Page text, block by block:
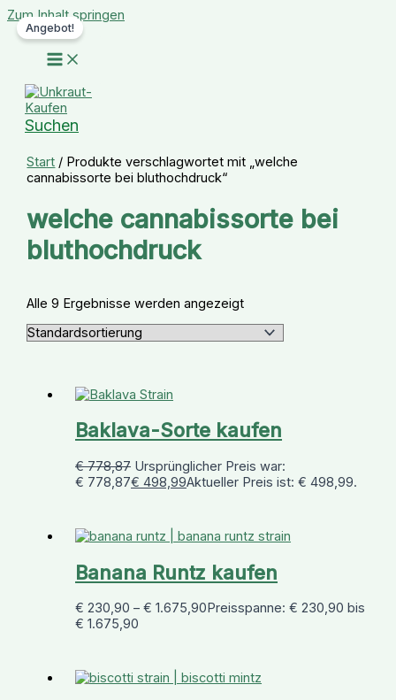
Zum Inhalt springen
Suchen
Start / Produkte verschlagwortet mit „welche
cannabissorte bei bluthochdruck“
welche cannabissorte bei
bluthochdruck
Alle 9 Ergebnisse werden angezeigt
Angebot!
Baklava-Sorte kaufen
€778,87 Ursprünglicher Preis war:
€ 778,87€ 498,99Aktueller Preis ist: € 498,99.
Banana Runtz kaufen
€ 230,90 –€ 1.675,90Preisspanne: € 230,90 bis
€ 1.675,90